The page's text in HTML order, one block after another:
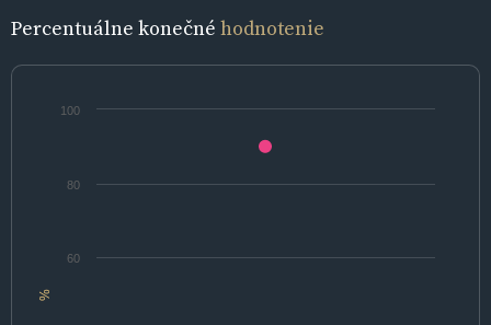
Percentuálne konečné hodnotenie
%
60
80
100